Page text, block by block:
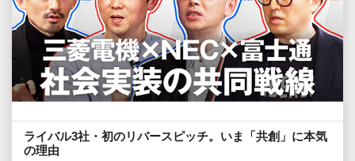
ライバル3社・初のリバースピッチ。いま「共創」に本気
の理由